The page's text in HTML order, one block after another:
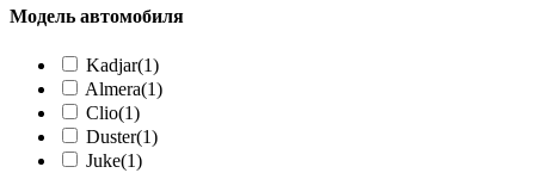
Модель автомобиля
Kadjar(1)
Almera(1)
Clio(1)
Duster(1)
Juke(1)